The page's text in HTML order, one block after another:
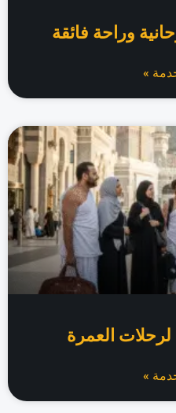
وراحة فائقة
»
العمرة
»